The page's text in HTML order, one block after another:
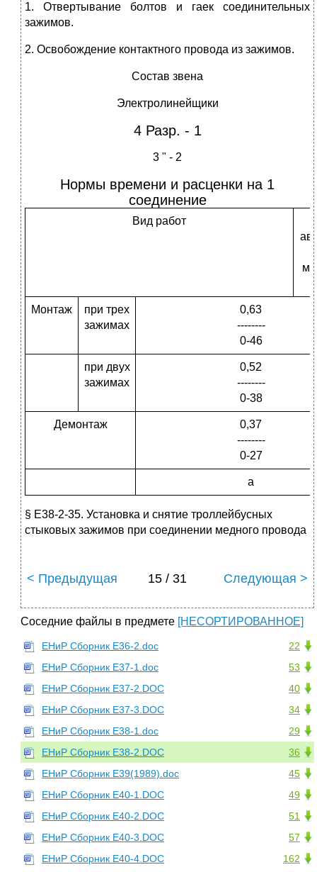
1. Отвертывание болтов и гаек соединительных
зажимов.
2. Освобождение контактного провода из зажимов.
Состав звена
Электролинейщики
4 Разр. - 1
3 " - 2
Нормы времени и расценки на 1
соединение
Вид работ
Монтаж
при трех
зажимах
0,63
--------
0-46
при двух
зажимах
0,52
--------
0-38
Демонтаж
0,37
--------
0-27
а
§ Е38-2-35. Установка и снятие троллейбусных
стыковых зажимов при соединении медного провода
< Предыдущая 15 / 31 Следующая >
Соседние файлы в предмете [НЕСОРТИРОВАННОЕ]
22
ЕНиР Сборник Е36-2.doc
53
ЕНиР Сборник Е37-1.doc
40
ЕНиР Сборник Е37-2.DOC
34
ЕНиР Сборник Е37-3.DOC
29
ЕНиР Сборник Е38-1.doc
36
ЕНиР Сборник Е38-2.DOC
45
ЕНиР Сборник Е39(1989).doc
49
ЕНиР Сборник Е40-1.DOC
51
ЕНиР Сборник Е40-2.DOC
57
ЕНиР Сборник Е40-3.DOC
162
ЕНиР Сборник Е40-4.DOC